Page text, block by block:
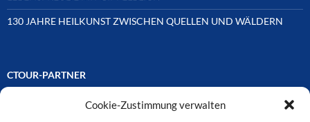
Cookie-Zustimmung verwalten
130 JAHRE HEILKUNST ZWISCHEN QUELLEN UND WÄLDERN
CTOUR-PARTNER
Unsere Reisejournalisten-Vereinigung ist über Mitglieder und